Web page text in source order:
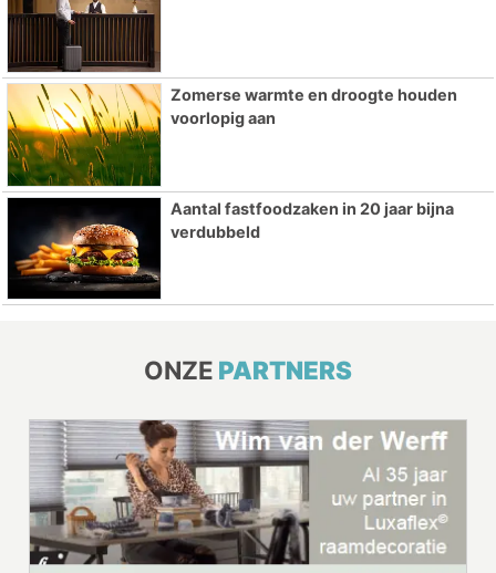
Zomerse warmte en droogte houden
voorlopig aan
Aantal fastfoodzaken in 20 jaar bijna
verdubbeld
ONZE PARTNERS